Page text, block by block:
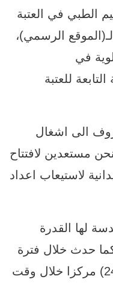
الطبي في العتبة
الرسمي)،
في
للعتبة
الى اشغال
بنسبة (100%) فنحن مستعدين لافتتاح
لاستيعاب اعداد
لها القدرة
حدث خلال فترة
جائحة (كورونا) حيث انجزت (24) مركزا خلال وقت